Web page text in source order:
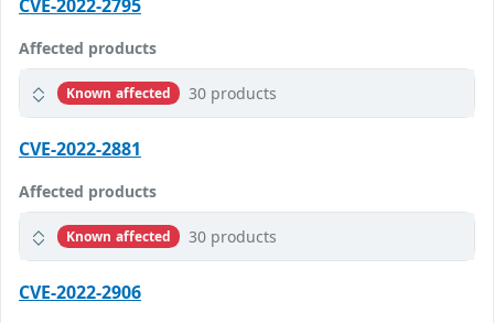
CVE-2022-2795
Affected products
Known affected 30 products
CVE-2022-2881
Affected products
Known affected 30 products
CVE-2022-2906